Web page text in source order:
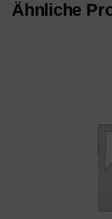
Ähnliche